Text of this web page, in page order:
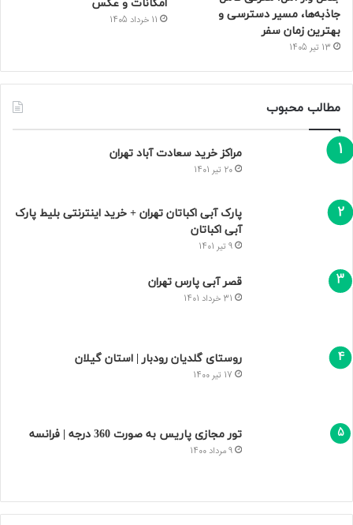
جاذبه‌ها، مسیر دسترسی و
بهترین زمان سفر
13 تیر 1405
امکانات و عکس
11 خرداد 1405
مطالب محبوب
مراکز خرید سعادت‌ آباد تهران
20 تیر 1401
پارک آبی اکباتان تهران + خرید اینترنتی بلیط پارک
آبی اکباتان
9 تیر 1401
قصر آبی پارس تهران
31 خرداد 1401
روستای گلدیان رودبار | استان گیلان
17 تیر 1400
تور مجازی پاریس به صورت 360 درجه | فرانسه
9 مرداد 1400